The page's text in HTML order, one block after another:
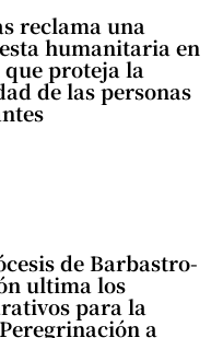
reclama una
humanitaria en
que proteja la
de las personas
de Barbastro-
ultima los
para la
a